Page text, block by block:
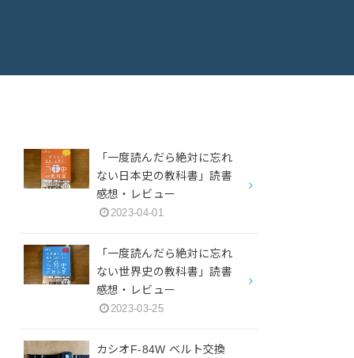
「一度読んだら絶対に忘れ
ない日本史の教科書」読書
感想・レビュー
2023-04-01
「一度読んだら絶対に忘れ
ない世界史の教科書」読書
感想・レビュー
2023-03-25
カシオF-84W ベルト交換